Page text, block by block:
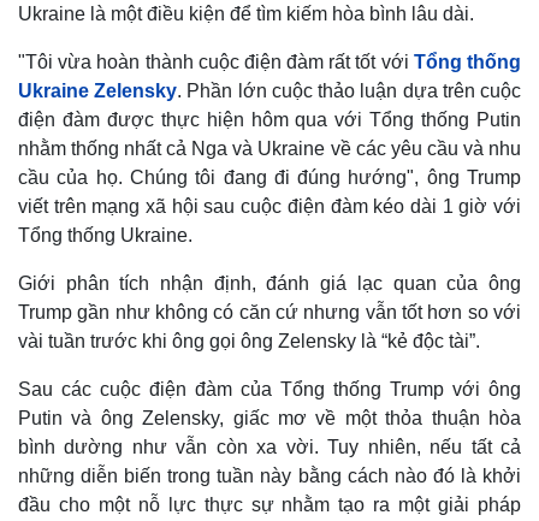
Ukraine là một điều kiện để tìm kiếm hòa bình lâu dài.
"Tôi vừa hoàn thành cuộc điện đàm rất tốt với Tổng thống
Ukraine Zelensky. Phần lớn cuộc thảo luận dựa trên cuộc
điện đàm được thực hiện hôm qua với Tổng thống Putin
nhằm thống nhất cả Nga và Ukraine về các yêu cầu và nhu
cầu của họ. Chúng tôi đang đi đúng hướng", ông Trump
viết trên mạng xã hội sau cuộc điện đàm kéo dài 1 giờ với
Tổng thống Ukraine.
Giới phân tích nhận định, đánh giá lạc quan của ông
Trump gần như không có căn cứ nhưng vẫn tốt hơn so với
vài tuần trước khi ông gọi ông Zelensky là “kẻ độc tài”.
Sau các cuộc điện đàm của Tổng thống Trump với ông
Putin và ông Zelensky, giấc mơ về một thỏa thuận hòa
bình dường như vẫn còn xa vời. Tuy nhiên, nếu tất cả
những diễn biến trong tuần này bằng cách nào đó là khởi
đầu cho một nỗ lực thực sự nhằm tạo ra một giải pháp